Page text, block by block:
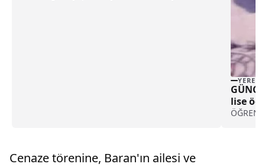
YEREL
lise
Cenaze törenine, Baran'ın ailesi ve